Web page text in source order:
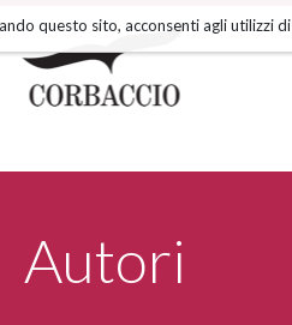
questo sito, acconsenti agli utilizzi
Autori